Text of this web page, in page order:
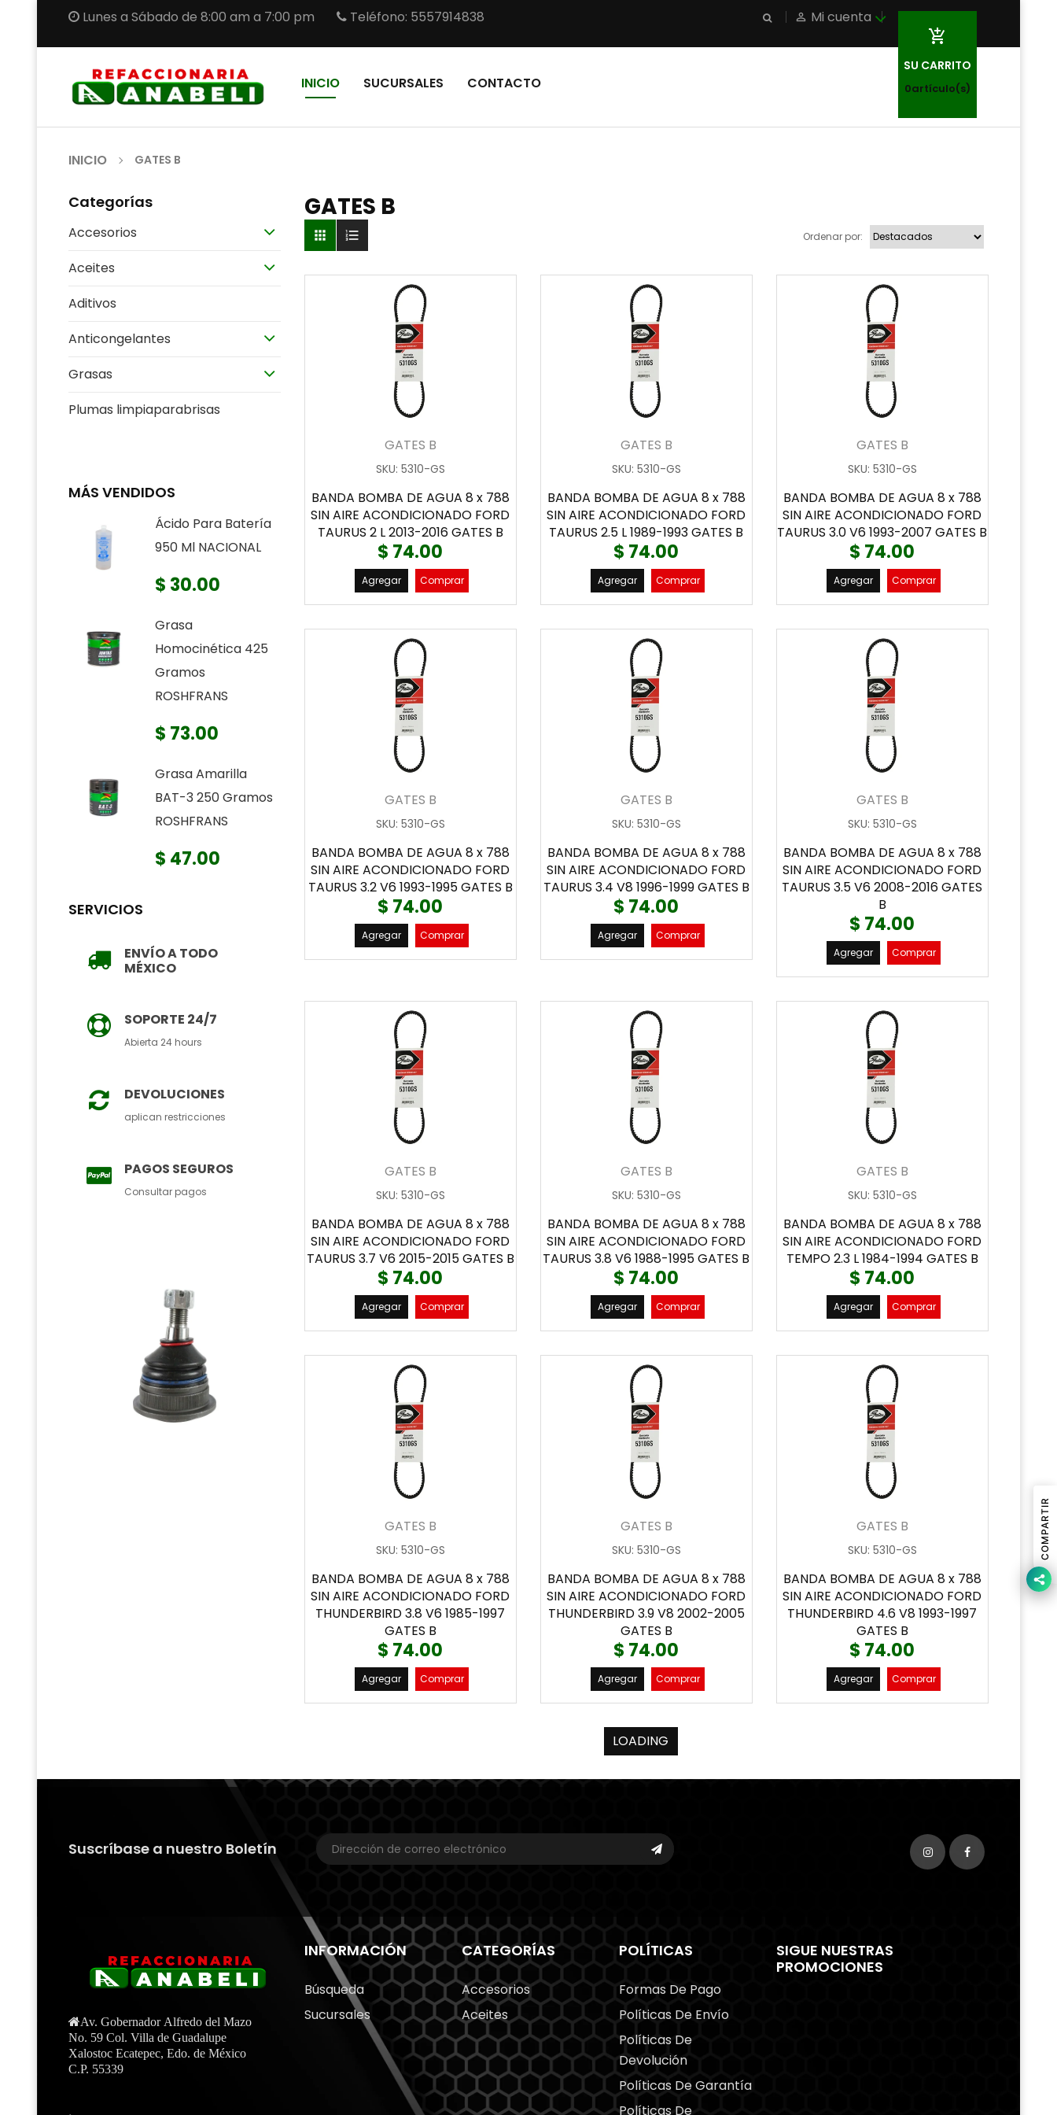
Lunes a Sábado de 8:00 am a 7:00 pm Teléfono: 5557914838 person_outline Mi cuenta
INICIO SUCURSALES CONTACTO

SU CARRITO
0artículo(s)
INICIO GATES B
Categorías
Accesorios
Aceites
Aditivos
Anticongelantes
Grasas
Plumas limpiaparabrisas
MÁS VENDIDOS
Ácido Para Batería
950 Ml NACIONAL
$ 30.00
Grasa
Homocinética 425
Gramos
ROSHFRANS
$ 73.00
Grasa Amarilla
BAT-3 250 Gramos
ROSHFRANS
$ 47.00
SERVICIOS
ENVÍO A TODO
MÉXICO
SOPORTE 24/7
Abierta 24 hours
DEVOLUCIONES
aplican restricciones
PAGOS SEGUROS
Consultar pagos
GATES B
  Ordenar por:
GATES B
SKU: 5310-GS
BANDA BOMBA DE AGUA 8 x 788
SIN AIRE ACONDICIONADO FORD
TAURUS 2 L 2013-2016 GATES B
$ 74.00
Agregar Comprar
GATES B
SKU: 5310-GS
BANDA BOMBA DE AGUA 8 x 788
SIN AIRE ACONDICIONADO FORD
TAURUS 2.5 L 1989-1993 GATES B
$ 74.00
Agregar Comprar
GATES B
SKU: 5310-GS
BANDA BOMBA DE AGUA 8 x 788
SIN AIRE ACONDICIONADO FORD
TAURUS 3.0 V6 1993-2007 GATES B
$ 74.00
Agregar Comprar
GATES B
SKU: 5310-GS
BANDA BOMBA DE AGUA 8 x 788
SIN AIRE ACONDICIONADO FORD
TAURUS 3.2 V6 1993-1995 GATES B
$ 74.00
Agregar Comprar
GATES B
SKU: 5310-GS
BANDA BOMBA DE AGUA 8 x 788
SIN AIRE ACONDICIONADO FORD
TAURUS 3.4 V8 1996-1999 GATES B
$ 74.00
Agregar Comprar
GATES B
SKU: 5310-GS
BANDA BOMBA DE AGUA 8 x 788
SIN AIRE ACONDICIONADO FORD
TAURUS 3.5 V6 2008-2016 GATES
B
$ 74.00
Agregar Comprar
GATES B
SKU: 5310-GS
BANDA BOMBA DE AGUA 8 x 788
SIN AIRE ACONDICIONADO FORD
TAURUS 3.7 V6 2015-2015 GATES B
$ 74.00
Agregar Comprar
GATES B
SKU: 5310-GS
BANDA BOMBA DE AGUA 8 x 788
SIN AIRE ACONDICIONADO FORD
TAURUS 3.8 V6 1988-1995 GATES B
$ 74.00
Agregar Comprar
GATES B
SKU: 5310-GS
BANDA BOMBA DE AGUA 8 x 788
SIN AIRE ACONDICIONADO FORD
TEMPO 2.3 L 1984-1994 GATES B
$ 74.00
Agregar Comprar
GATES B
SKU: 5310-GS
BANDA BOMBA DE AGUA 8 x 788
SIN AIRE ACONDICIONADO FORD
THUNDERBIRD 3.8 V6 1985-1997
GATES B
$ 74.00
Agregar Comprar
GATES B
SKU: 5310-GS
BANDA BOMBA DE AGUA 8 x 788
SIN AIRE ACONDICIONADO FORD
THUNDERBIRD 3.9 V8 2002-2005
GATES B
$ 74.00
Agregar Comprar
GATES B
SKU: 5310-GS
BANDA BOMBA DE AGUA 8 x 788
SIN AIRE ACONDICIONADO FORD
THUNDERBIRD 4.6 V8 1993-1997
GATES B
$ 74.00
Agregar Comprar
LOADING
Suscríbase a nuestro Boletín
Av. Gobernador Alfredo del Mazo
No. 59 Col. Villa de Guadalupe
Xalostoc Ecatepec, Edo. de México
C.P. 55339
INFORMACIÓN
Búsqueda
Sucursales
CATEGORÍAS
Accesorios
Aceites
POLÍTICAS
Formas De Pago
Políticas De Envío
Políticas De
Devolución
Políticas De Garantía
Políticas De
SIGUE NUESTRAS
PROMOCIONES
COMPARTIR